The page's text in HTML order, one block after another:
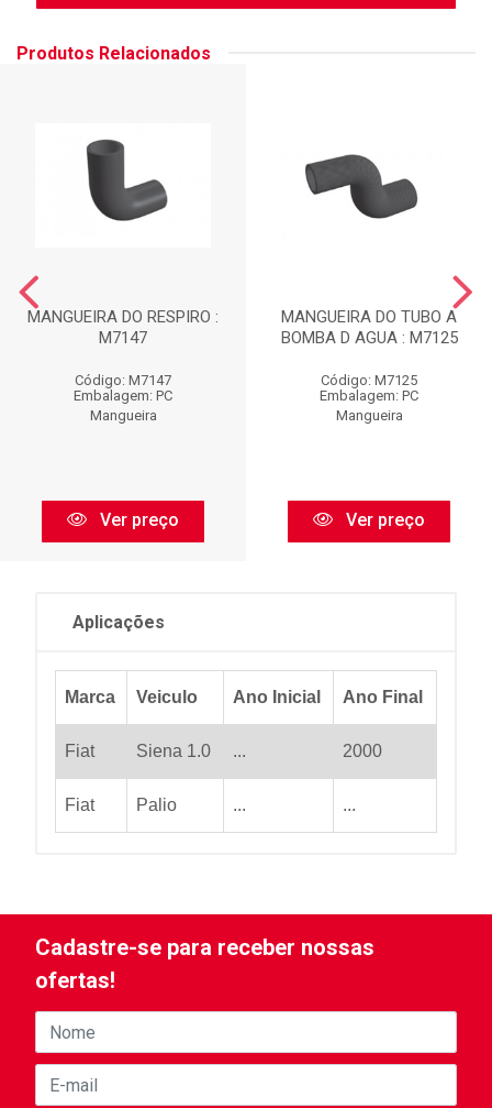
Produtos Relacionados
MANGUEIRA DO RESPIRO :
M7147
Código: M7147
Embalagem: PC
Mangueira
Ver preço
MANGUEIRA DO TUBO A
BOMBA D AGUA : M7125
Código: M7125
Embalagem: PC
Mangueira
Ver preço
Aplicações
Marca Veiculo Ano Inicial Ano Final
Fiat Siena 1.0 ... 2000
Fiat Palio ... ...
Cadastre-se para receber nossas
ofertas!